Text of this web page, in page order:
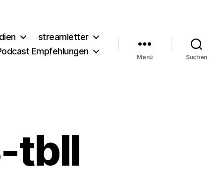
streamletter
Empfehlungen
Menü Suchen
tbll